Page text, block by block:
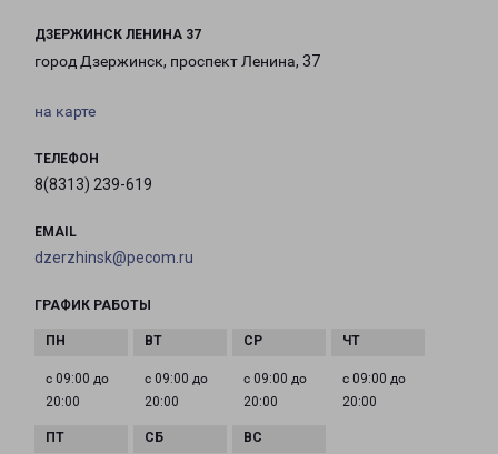
ДЗЕРЖИНСК ЛЕНИНА 37
город Дзержинск, проспект Ленина, 37
на карте
ТЕЛЕФОН
8(8313) 239-619
EMAIL
dzerzhinsk@pecom.ru
ГРАФИК РАБОТЫ
с 09:00 до
20:00
с 09:00 до
20:00
с 09:00 до
20:00
с 09:00 до
20:00